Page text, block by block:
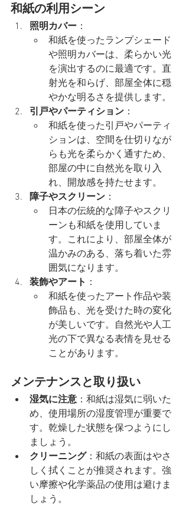
和紙の利用シーン
照明カバー ：
和紙を使ったランプシェード
や照明カバーは、柔らかい光
を演出するのに最適です。直
射光を和らげ、部屋全体に穏
やかな明るさを提供します。
引戸やパーティション ：
和紙を使った引戸やパーティ
ションは、空間を仕切りなが
らも光を柔らかく通すため、
部屋の中に自然光を取り入
れ、開放感を持たせます。
障子やスクリーン ：
日本の伝統的な障子やスクリ
ーンも和紙を使用していま
す。これにより、部屋全体が
温かみのある、落ち着いた雰
囲気になります。
装飾やアート ：
和紙を使ったアート作品や装
飾品も、光を受けた時の変化
が美しいです。自然光や人工
光の下で異なる表情を見せる
ことがあります。
メンテナンスと取り扱い
湿気に注意 ：和紙は湿気に弱いた
め、使用場所の湿度管理が重要で
す。乾燥した状態を保つようにし
ましょう。
クリーニング：和紙の表面はやさ
しく拭くことが推奨されます。強
い摩擦や化学薬品の使用は避けま
しょう。